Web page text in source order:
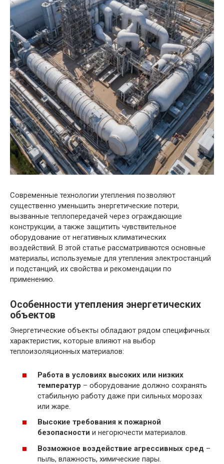
Современные технологии утепления позволяют
существенно уменьшить энергетические потери,
вызванные теплопередачей через ограждающие
конструкции, а также защитить чувствительное
оборудование от негативных климатических
воздействий. В этой статье рассматриваются основные
материалы, используемые для утепления электростанций
и подстанций, их свойства и рекомендации по
применению.
Особенности утепления энергетических
объектов
Энергетические объекты обладают рядом специфичных
характеристик, которые влияют на выбор
теплоизоляционных материалов:
Работа в условиях высоких или низких
температур – оборудование должно сохранять
стабильную работу даже при сильных морозах
или жаре.
Высокие требования к пожарной
безопасности и негорючести материалов.
Возможное воздействие агрессивных сред –
пыль, влажность, химические пары.